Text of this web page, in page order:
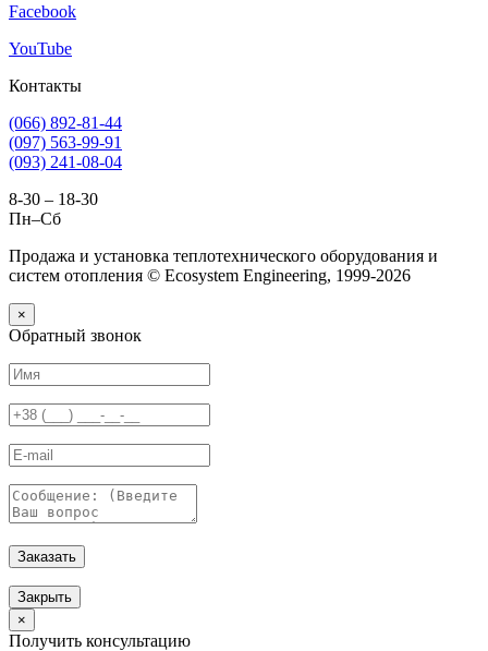
Facebook
YouTube
Контакты
(066) 892-81-44
(097) 563-99-91
(093) 241-08-04
8-30 – 18-30
Пн–Сб
Продажа и установка теплотехнического оборудования и
систем отопления © Ecosystem Engineering, 1999-2026
×
Обратный звонок
Заказать
Закрыть
×
Получить консультацию